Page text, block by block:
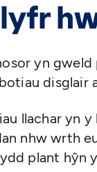
yn
disglair
llachar yn
nhw wrth
plant hŷn